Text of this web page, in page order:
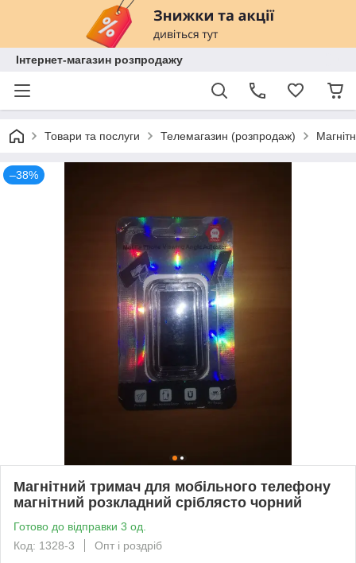
Інтернет-магазин розпродажу
Товари та послуги Телемагазин (розпродаж)
–38%
Магнітний тримач для мобільного телефону
магнітний розкладний сріблясто чорний
Готово до відправки 3 од.
Код: 1328-3
Опт і роздріб